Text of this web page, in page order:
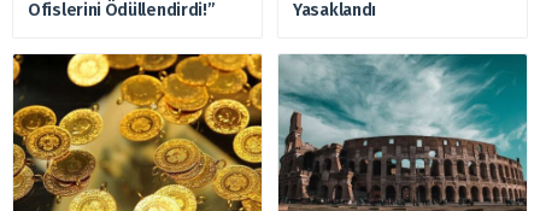
Ofislerini Ödüllendirdi!”
Yasaklandı